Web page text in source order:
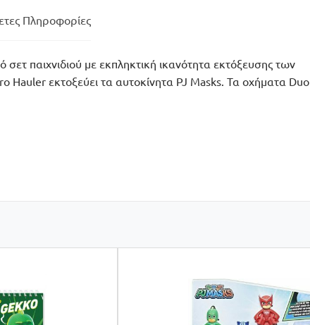
Πληροφορίες
παιχνιδιού με εκπληκτική ικανότητα εκτόξευσης των
εκτοξεύει τα αυτοκίνητα PJ Masks. Τα οχήματα Duo